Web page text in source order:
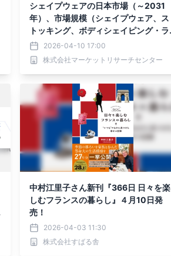
シェイプウェアの日本市場（～2031
年）、市場規模（シェイプウェア、ス
トッキング、ボディシェイピング・ラ
イフスタイル）・分析レポートを発表
2026-04-10 17:00
株式会社マーケットリサーチセンター
中村江里子さん新刊『366日 日々を楽
しむフランスの暮らし』４月10日発
売！
2026-04-03 11:30
株式会社すばる舎